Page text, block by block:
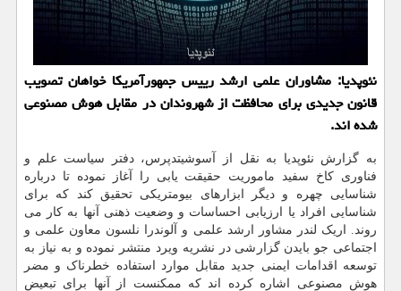
نئوپدیا: مشاوران علمی ارشد رییس جمهورآمریکا خواهان تصویب
قانون جدیدی برای محافظت از شهروندان در مقابل هوش مصنوعی
شده اند.
به گزارش نئوپدیا به نقل از آسوشیتدپرس، دفتر سیاست علم و
فناوری کاخ سفید ماموریت حقیقت یابی را آغاز نموده تا درباره
شناسایی چهره و دیگر ابزارهای بیومتریکی تحقیق کند که برای
شناسایی افراد یا ارزیابی احساسات و وضعیت ذهنی آنها به کار می
روند. اریک لندر مشاور ارشد علمی و آلوندرا نلسون معاون علمی و
اجتماعی جو بایدن گزارشی در نشریه ویرد منتشر نموده و به نیاز به
توسعه اقدامات ایمنی جدید مقابل موارد استفاده خطرناک و مضر
هوش مصنوعی اشاره کرده اند که ممکنست از آنها برای تبعیض